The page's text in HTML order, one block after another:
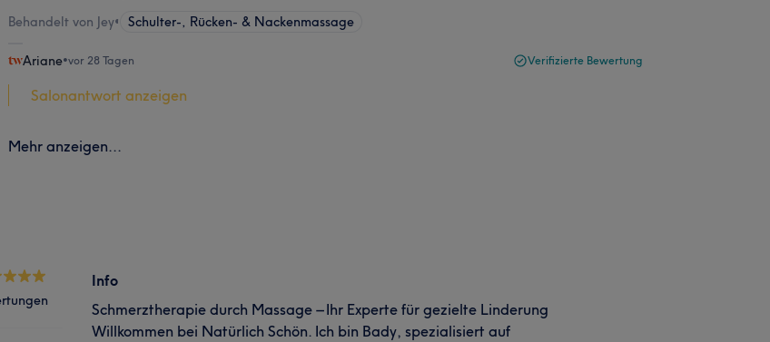
Behandelt von Jey• Schulter-, Rücken- & Nackenmassage
Ariane•vor 28 Tagen Verifizierte Bewertung
Salonantwort anzeigen
Mehr anzeigen...
Info
Schmerztherapie durch Massage – Ihr Experte für gezielte Linderung
Willkommen bei Natürlich Schön. Ich bin Bady, spezialisiert auf